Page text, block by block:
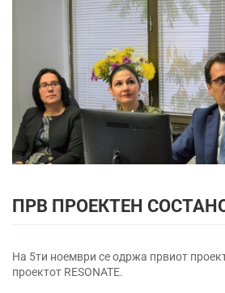
ПРВ ПРОЕКТЕН
На 5ти ноември се одржа првиот
проектот RESONATE.